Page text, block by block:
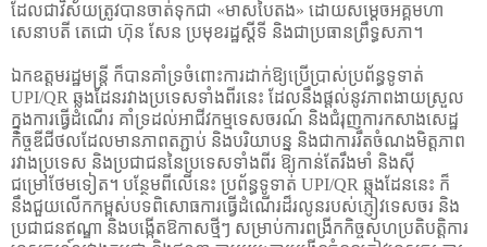
ដែលជាវិស័យត្រូវបានចាត់ទុកជា «មាសបៃតង» ដោយសម្តេចអគ្គមហា
សេនាបតី តេជោ ហ៊ុន​ សែន ប្រមុខរដ្ឋស្តីទី និងជាប្រធានព្រឹទ្ធសភា។
ឯកឧត្តមរដ្ឋមន្ត្រី ក៏បានគាំទ្រចំពោះការដាក់ឱ្យប្រើប្រាស់ប្រព័ន្ធទូទាត់
UPI/QR ឆ្លងដែនរវាងប្រទេសទាំងពីរនេះ ដែលនឹងផ្តល់នូវភាពងាយស្រួល
ក្នុងការធ្វើដំណើរ គាំទ្រដល់អាជីវកម្មទេសចរណ៍ និងជំរុញការកសាងសេដ្ឋ
កិច្ចឌីជីថលដែលមានភាពតភ្ជាប់ និងបរិយាបន្ន និងជាការរឹតចំណងមិត្តភាព
រវាងប្រទេស និងប្រជាជននៃប្រទេសទាំងពីរ ឱ្យកាន់តែរឹងមាំ និងស៊ី
ជម្រៅថែមទៀត។ បន្ថែមពីលើនេះ ប្រព័ន្ធទូទាត់ UPI/QR ឆ្លងដែននេះ ក៏
នឹងជួយលើកកម្ពស់បទពិសោធការធ្វើដំណើរដ៏រលូនរបស់ភ្ញៀវទេសចរ និង
ប្រជាជនឥណ្ឌា និងបង្កើតឱកាសថ្មីៗ សម្រាប់ការពង្រីកកិច្ចសហប្រតិបត្តិការ